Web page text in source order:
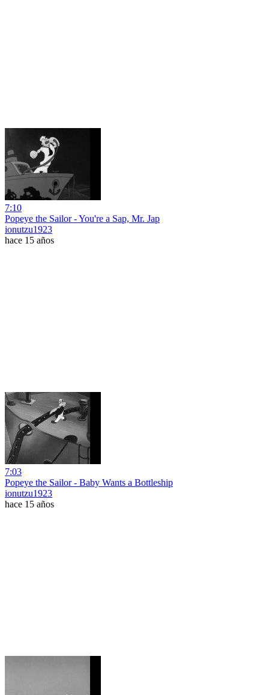
7:10
Popeye the Sailor - You're a Sap, Mr. Jap
ionutzu1923
hace 15 años
7:03
Popeye the Sailor - Baby Wants a Bottleship
ionutzu1923
hace 15 años